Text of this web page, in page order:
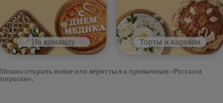
Можно открыть новое или вернуться к привычным «Русским
пирогам».